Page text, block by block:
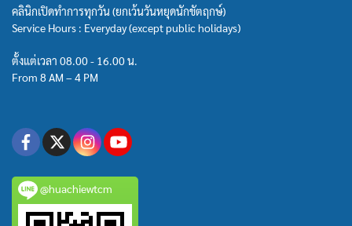
คลินิกเปิดทำการทุกวัน (ยกเว้นวันหยุดนักขัตฤกษ์)
Service Hours : Everyday (except public holidays)
ตั้งแต่เวลา 08.00 - 16.00 น.
From 8 AM – 4 PM
@huachiewtcm